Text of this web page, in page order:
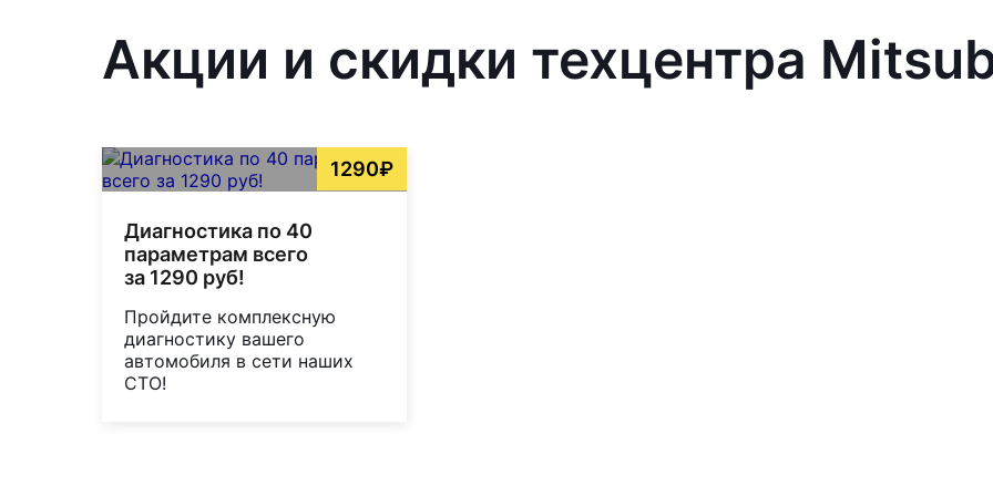
Акции и скидки техцентра
1290₽
Диагностика по 40
параметрам всего
за 1290 руб!
Пройдите комплексную
диагностику вашего
автомобиля в сети наших
СТО!